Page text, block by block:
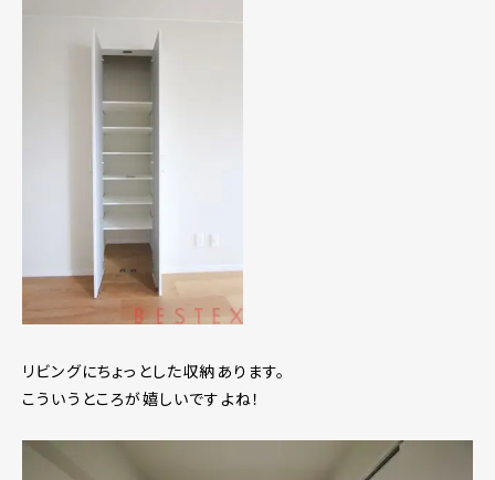
リビングにちょっとした収納あります。
こういうところが嬉しいですよね！